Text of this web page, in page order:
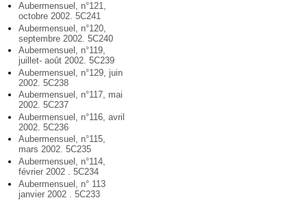
Aubermensuel, n°121,
octobre 2002. 5C241
Aubermensuel, n°120,
septembre 2002. 5C240
Aubermensuel, n°119,
juillet- août 2002. 5C239
Aubermensuel, n°129, juin
2002. 5C238
Aubermensuel, n°117, mai
2002. 5C237
Aubermensuel, n°116, avril
2002. 5C236
Aubermensuel, n°115,
mars 2002. 5C235
Aubermensuel, n°114,
février 2002 . 5C234
Aubermensuel, n° 113
janvier 2002 . 5C233